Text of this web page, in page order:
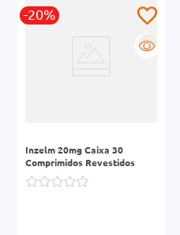
-20%
R
Inzelm 20mg Caixa 30
Comprimidos Revestidos